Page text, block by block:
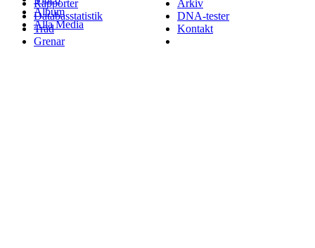
Album
Alla Media
Rapporter
Databasstatistik
Träd
Grenar
Arkiv
DNA-tester
Kontakt